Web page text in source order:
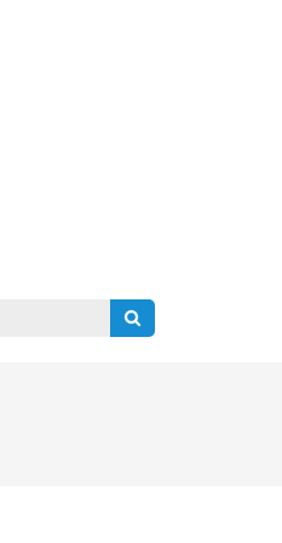
Zoeken
naar: